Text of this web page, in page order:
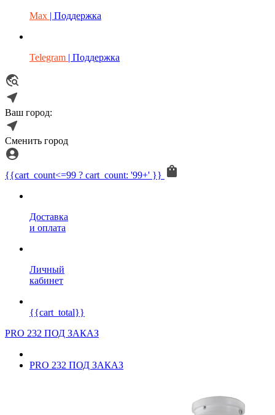
Max | Поддержка
Telegram | Поддержка
Ваш город:
Сменить город
{{cart_count<=99 ? cart_count: '99+' }}
Доставка
и оплата
Личный
кабинет
{{cart_total}}
PRO 232 ПОД ЗАКАЗ
PRO 232 ПОД ЗАКАЗ